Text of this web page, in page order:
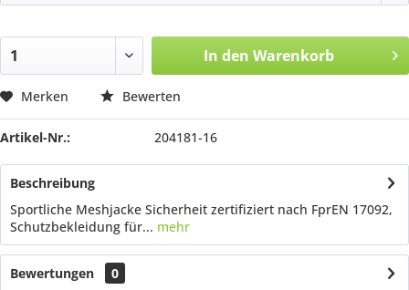
In den Warenkorb
Merken Bewerten
Artikel-Nr.: 204181-16
Beschreibung
Sportliche Meshjacke Sicherheit zertifiziert nach FprEN 17092,
Schutzbekleidung für... mehr
Bewertungen
0